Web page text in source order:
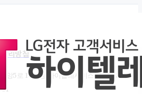
리방침
앙5로 18, 3층 하이텔레서비스 TEL. 1544-